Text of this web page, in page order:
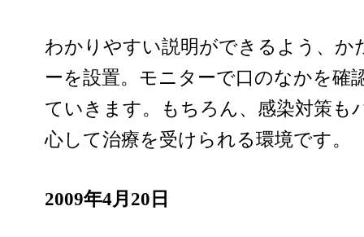
わかりやすい説明ができるよう、か
ーを設置。モニターで口のなかを確
ていきます。もちろん、感染対策も
心して治療を受けられる環境です。
2009年4月20日